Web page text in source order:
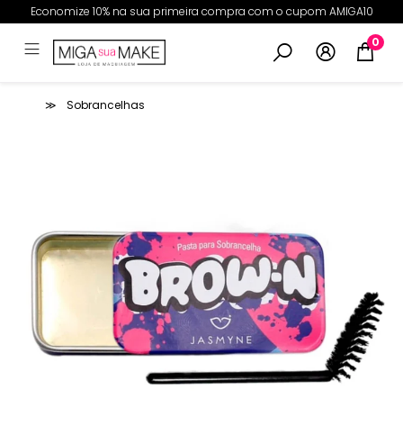
Economize 10% na sua primeira compra com o cupom AMIGA10
0
Sobrancelhas